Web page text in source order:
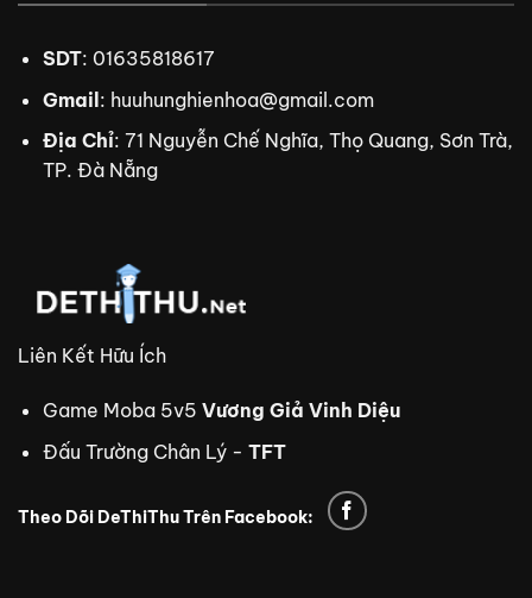
SDT: 01635818617
Gmail: huuhunghienhoa@gmail.com
Địa Chỉ: 71 Nguyễn Chế Nghĩa, Thọ Quang, Sơn Trà,
TP. Đà Nẵng
Liên Kết Hữu Ích
Game Moba 5v5 Vương Giả Vinh Diệu
Đấu Trường Chân Lý - TFT
Theo Dõi DeThiThu Trên Facebook: